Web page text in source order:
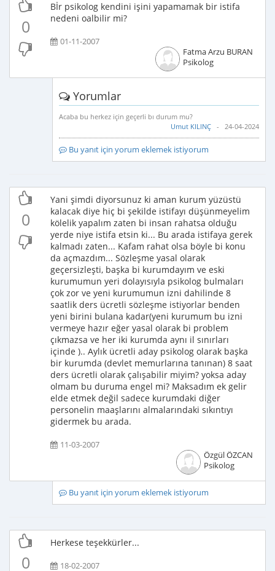
0
Bİr psikolog kendini işini yapamamak bir istifa
nedeni oalbilir mi?
01-11-2007
Fatma Arzu BURAN
Psikolog
Yorumlar
Acaba bu herkez için geçerli bı durum mu?
Umut KILINÇ - 24-04-2024
Bu yanıt için yorum eklemek istiyorum
0
Yani şimdi diyorsunuz ki aman kurum yüzüstü
kalacak diye hiç bi şekilde istifayı düşünmeyelim
kölelik yapalım zaten bi insan rahatsa olduğu
yerde niye istifa etsin ki... Bu arada istifaya gerek
kalmadı zaten... Kafam rahat olsa böyle bi konu
da açmazdım... Sözleşme yasal olarak
geçersizleşti, başka bi kurumdayım ve eski
kurumumun yeri dolayısıyla psikolog bulmaları
çok zor ve yeni kurumumun izni dahilinde 8
saatlik ders ücretli sözleşme istiyorlar benden
yeni birini bulana kadar(yeni kurumum bu izni
vermeye hazır eğer yasal olarak bi problem
çıkmazsa ve her iki kurumda aynı il sınırları
içinde ).. Aylık ücretli aday psikolog olarak başka
bir kurumda (devlet memurlarına tanınan) 8 saat
ders ücretli olarak çalışabilir miyim? yoksa aday
olmam bu duruma engel mi? Maksadım ek gelir
elde etmek değil sadece kurumdaki diğer
personelin maaşlarını almalarındaki sıkıntıyı
gidermek bu arada.
11-03-2007
Özgül ÖZCAN
Psikolog
Bu yanıt için yorum eklemek istiyorum
0
Herkese teşekkürler...
18-02-2007